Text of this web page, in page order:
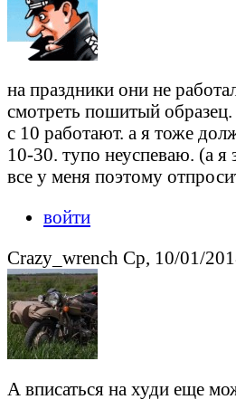
на праздники они не
смотреть пошитый
с 10 работают. а я тоже
10-30. тупо неуспеваю. (а я
все у меня поэтому
войти
Crazy_wrench Ср, 10/01/
А вписаться на худи еще